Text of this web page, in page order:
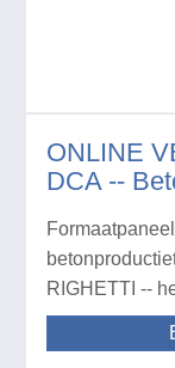
ONLINE
DCA --
RIGHETTI --